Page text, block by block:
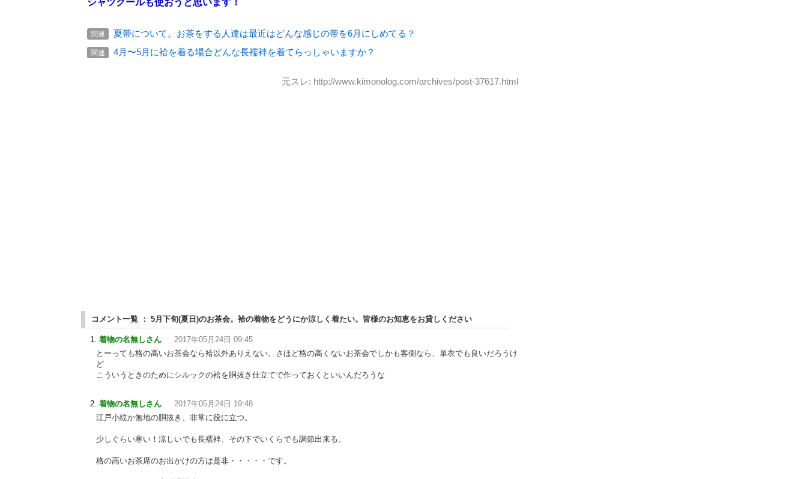
関連 夏帯について。お茶をする人達は最近はどんな感じの帯を6月にしめてる？
関連 4月〜5月に袷を着る場合どんな長襦袢を着てらっしゃいますか？
元スレ: http://www.kimonolog.com/archives/post-37617.html
コメント一覧 ： 5月下旬(夏日)のお茶会。袷の着物をどうにか涼しく着たい。皆様のお知恵をお貸しください
着物の名無しさん 2017年05月24日 09:45
とーっても格の高いお茶会なら袷以外ありえない。さほど格の高くないお茶会でしかも客側なら、単衣でも良いだろうけ
ど
こういうときのためにシルックの袷を胴抜き仕立てで作っておくといいんだろうな
着物の名無しさん 2017年05月24日 19:48
江戸小紋か無地の胴抜き、非常に役に立つ。
少しぐらい寒い！涼しいでも長襦袢、その下でいくらでも調節出来る。
格の高いお茶席のお出かけの方は是非・・・・・です。